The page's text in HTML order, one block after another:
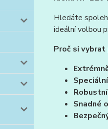
Hledáte
ideální volbou
Proč si
Snadné